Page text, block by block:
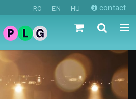
RO EN HU contact